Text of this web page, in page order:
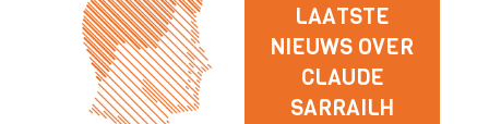
LAATSTE
NIEUWS OVER
CLAUDE
SARRAILH